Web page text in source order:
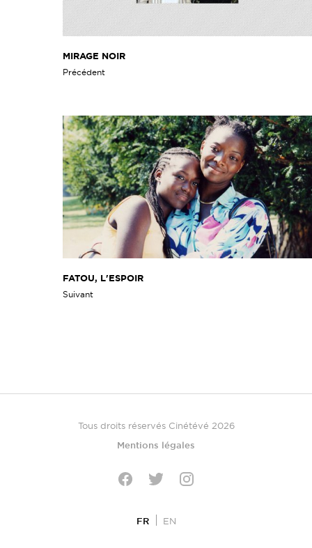
MIRAGE NOIR
Précédent
FATOU, L'ESPOIR
Suivant
Tous droits réservés Cinétévé 2026
Mentions légales
FR EN